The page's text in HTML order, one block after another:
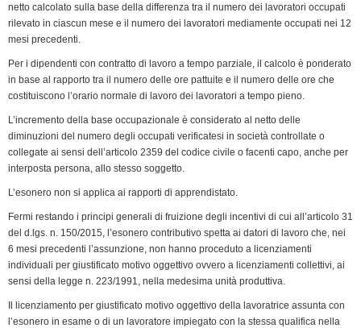
netto calcolato sulla base della differenza tra il numero dei lavoratori occupati
rilevato in ciascun mese e il numero dei lavoratori mediamente occupati nei 12
mesi precedenti.
Per i dipendenti con contratto di lavoro a tempo parziale, il calcolo è ponderato
in base al rapporto tra il numero delle ore pattuite e il numero delle ore che
costituiscono l’orario normale di lavoro dei lavoratori a tempo pieno.
L’incremento della base occupazionale è considerato al netto delle
diminuzioni del numero degli occupati verificatesi in società controllate o
collegate ai sensi dell’articolo 2359 del codice civile o facenti capo, anche per
interposta persona, allo stesso soggetto.
L’esonero non si applica ai rapporti di apprendistato.
Fermi restando i principi generali di fruizione degli incentivi di cui all’articolo 31
del d.lgs. n. 150/2015, l’esonero contributivo spetta ai datori di lavoro che, nei
6 mesi precedenti l’assunzione, non hanno proceduto a licenziamenti
individuali per giustificato motivo oggettivo ovvero a licenziamenti collettivi, ai
sensi della legge n. 223/1991, nella medesima unità produttiva.
Il licenziamento per giustificato motivo oggettivo della lavoratrice assunta con
l’esonero in esame o di un lavoratore impiegato con la stessa qualifica nella